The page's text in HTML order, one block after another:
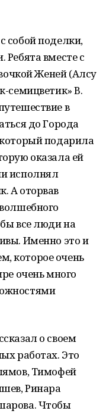
собой поделки,
Ребята вместе с
Женей (Алсу
семицветик» В.
в
до Города
подарила
оказала ей
исполнял
А оторвав
все люди на
Именно это и
которое очень
очень много
о своем
работах. Это
Тимофей
Ринара
Чтобы